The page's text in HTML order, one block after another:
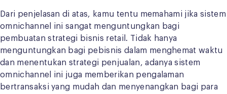
Dari penjelasan di atas, kamu tentu memahami jika sistem
omnichannel ini sangat menguntungkan bagi
pembuatan strategi bisnis retail. Tidak hanya
menguntungkan bagi pebisnis dalam menghemat waktu
dan menentukan strategi penjualan, adanya sistem
omnichannel ini juga memberikan pengalaman
bertransaksi yang mudah dan menyenangkan bagi para